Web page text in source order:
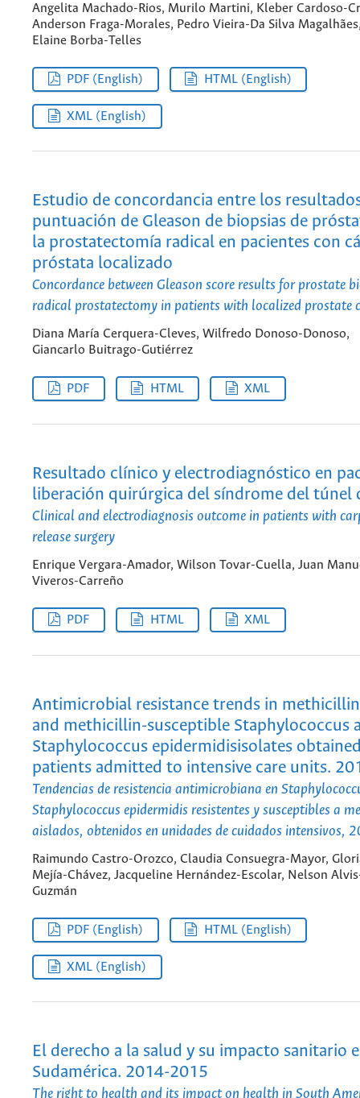
Angelita Machado-Rios, Murilo Martini, Kleber Cardoso-
Anderson Fraga-Morales, Pedro Vieira-Da Silva
Elaine Borba-Telles
PDF (English) HTML (English)
XML (English)
Estudio de concordancia entre los
puntuación de Gleason de biopsias de
la prostatectomía radical en pacientes con
próstata localizado
Concordance between Gleason score results for prostate
radical prostatectomy in patients with localized prostate
Diana María Cerquera-Cleves, Wilfredo Donoso-Donoso,
Giancarlo Buitrago-Gutiérrez
PDF HTML XML
Resultado clínico y electrodiagnóstico en
liberación quirúrgica del síndrome del túnel
Clinical and electrodiagnosis outcome in patients with
release surgery
Enrique Vergara-Amador, Wilson Tovar-Cuella, Juan
Viveros-Carreño
PDF HTML XML
Antimicrobial resistance trends in
and methicillin-susceptible Staphylococcus
Staphylococcus epidermidisisolates
patients admitted to intensive care units.
Tendencias de resistencia antimicrobiana en
Staphylococcus epidermidis resistentes y susceptibles a
aislados, obtenidos en unidades de cuidados intensivos,
Raimundo Castro-Orozco, Claudia Consuegra-Mayor,
Mejía-Chávez, Jacqueline Hernández-Escolar, Nelson
Guzmán
PDF (English) HTML (English)
XML (English)
El derecho a la salud y su impacto sanitario
Sudamérica. 2014-2015
The right to health and its impact on health in South